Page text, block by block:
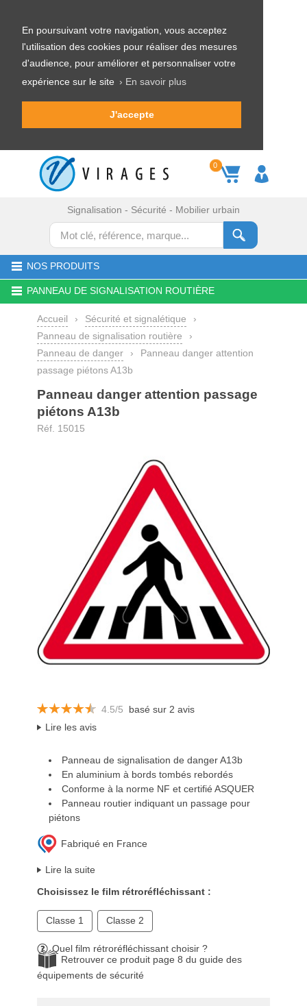
En poursuivant votre navigation, vous acceptez
l'utilisation des cookies pour réaliser des mesures
d'audience, pour améliorer et personnaliser votre
expérience sur le site › En savoir plus
J'accepte
0
Signalisation - Sécurité - Mobilier urbain
NOS PRODUITS
PANNEAU DE SIGNALISATION ROUTIÈRE
Accueil › Sécurité et signalétique
›
Panneau de signalisation routière
›
Panneau de danger
›
Panneau danger attention
passage piétons A13b
Panneau danger attention passage
piétons A13b
Réf. 15015
4.5/5 basé sur 2 avis
Lire les avis
Panneau de signalisation de danger A13b
En aluminium à bords tombés rebordés
Conforme à la norme NF et certifié ASQUER
Panneau routier indiquant un passage pour
piétons
Fabriqué en France
Lire la suite
Choisissez le film rétroréfléchissant :
Classe 1 Classe 2
Quel film rétroréfléchissant choisir ?
Retrouver ce produit page 8 du guide des
équipements de sécurité